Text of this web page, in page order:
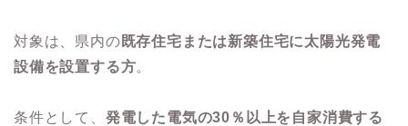
対象は、県内の 既存住宅または新築住宅に太陽光発電
設備を設置する方。
条件として、 発電した電気の30％以上を自家消費する